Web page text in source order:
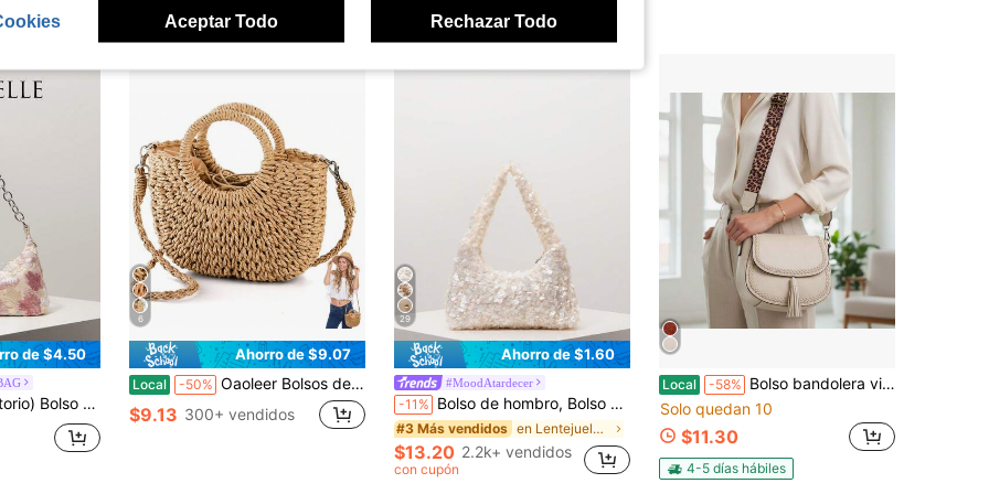
de $4.50
Atuendo de Fiesta, Bolso de Baile, Accesorios de Baile, Suministros de Boda, Cartera Elegante para Mujer, Regalo para Mujer
6
Ahorro de $9.07
Local -50% Oaoleer Bolsos de hombro para mujer
$9.13 300+ vendidos
29
Ahorro de $1.60
#MoodAtardecer
-11% Bolso de hombro, Bolso con lentejuelas, Bolso de mujer, Noche, Atuendo de fiesta, Accesorio para fiesta de baile, Suministros de boda, Suministros de boda, Cartera elegante de mujer, Regalo
#3 Más vendidos en Lentejuelas aún Bolsas
$13.20 2.2k+ vendidos
con cupón
Local -58% Bolso bandolera vintage trenzado estilo silla de montar con correa bohemia y detalle de borlas, bolso de hombro de múltiples bolsillos para camping, senderismo, viajes y uso diario
Solo quedan 10
$11.30
4-5 días hábiles
Aceptar Todo Rechazar Todo